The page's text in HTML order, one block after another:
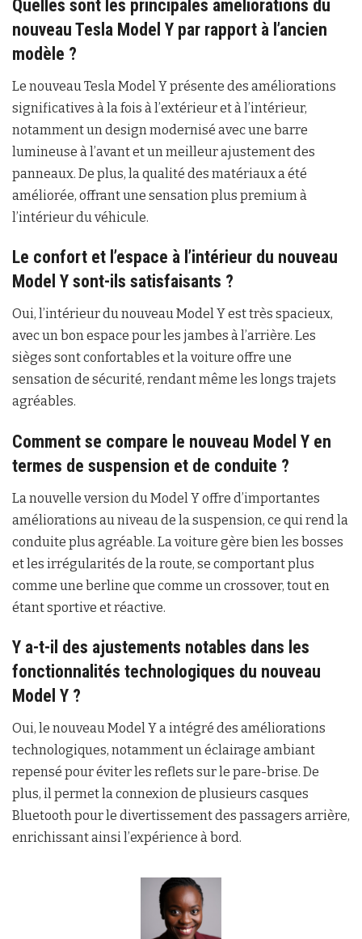
Quelles sont les principales améliorations du
nouveau Tesla Model Y par rapport à l’ancien
modèle ?
Le nouveau Tesla Model Y présente des améliorations
significatives à la fois à l’extérieur et à l’intérieur,
notamment un design modernisé avec une barre
lumineuse à l’avant et un meilleur ajustement des
panneaux. De plus, la qualité des matériaux a été
améliorée, offrant une sensation plus premium à
l’intérieur du véhicule.
Le confort et l’espace à l’intérieur du nouveau
Model Y sont-ils satisfaisants ?
Oui, l’intérieur du nouveau Model Y est très spacieux,
avec un bon espace pour les jambes à l’arrière. Les
sièges sont confortables et la voiture offre une
sensation de sécurité, rendant même les longs trajets
agréables.
Comment se compare le nouveau Model Y en
termes de suspension et de conduite ?
La nouvelle version du Model Y offre d’importantes
améliorations au niveau de la suspension, ce qui rend la
conduite plus agréable. La voiture gère bien les bosses
et les irrégularités de la route, se comportant plus
comme une berline que comme un crossover, tout en
étant sportive et réactive.
Y a-t-il des ajustements notables dans les
fonctionnalités technologiques du nouveau
Model Y ?
Oui, le nouveau Model Y a intégré des améliorations
technologiques, notamment un éclairage ambiant
repensé pour éviter les reflets sur le pare-brise. De
plus, il permet la connexion de plusieurs casques
Bluetooth pour le divertissement des passagers arrière,
enrichissant ainsi l’expérience à bord.